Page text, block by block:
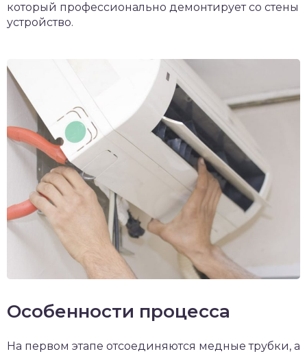
который профессионально демонтирует со стены
устройство.
Особенности процесса
На первом этапе отсоединяются медные трубки, а